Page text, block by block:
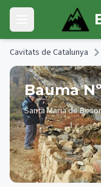
Skip to main content
Open main menu
Cavitats de Catalunya
Bauma
Santa Maria de